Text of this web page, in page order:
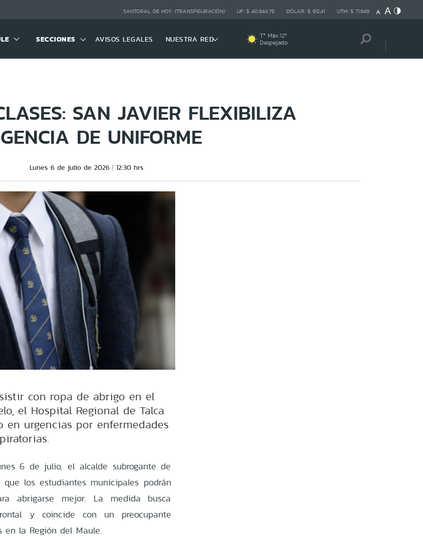
SANTORAL DE HOY: (TRANSFIGURACIÓN) UF: $ 40.844,79 DÓLAR: $ 912,41 UTM: $ 71.649
SECCIONES AVISOS LEGALES NUESTRA RED Tª Máx:12º
Despejado
SAN JAVIER FLEXIBILIZA
DE UNIFORME
Lunes 6 de julio de 2026 12:30 hrs
con ropa de abrigo en el
el Hospital Regional de Talca
urgencias por enfermedades
6 de julio, el alcalde subrogante de
los estudiantes municipales podrán
abrigarse mejor. La medida busca
y coincide con un preocupante
en la Región del Maule.